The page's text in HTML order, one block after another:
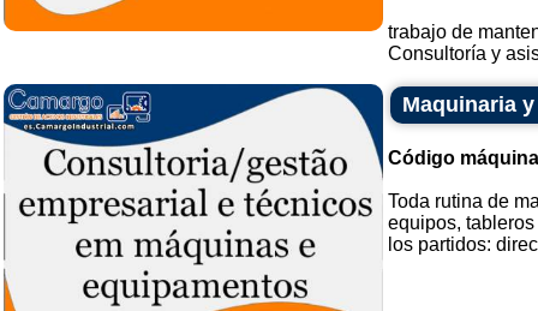
trabajo de
Consultoría y
Maquinaria
Código
Toda rutina de
equipos,
los partidos: